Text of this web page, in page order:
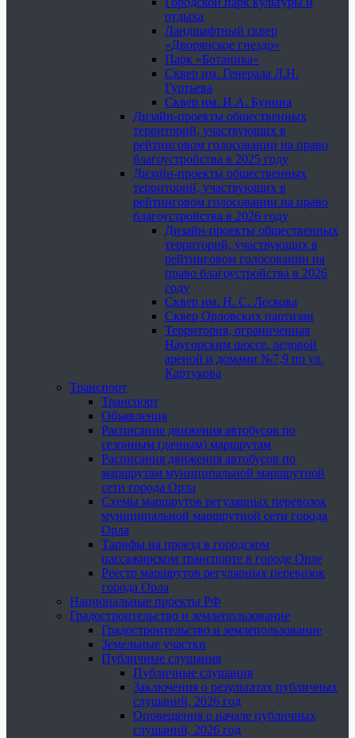
отдыха
Ландшафтный сквер
«Дворянское гнездо»
Парк «Ботаника»
Сквер им. Генерала Л.Н.
Гуртьева
Сквер им. И.А. Бунина
Дизайн-проекты общественных
территорий, участвующих в
рейтинговом голосовании на право
благоустройства в 2025 году
Дизайн-проекты общественных
территорий, участвующих в
рейтинговом голосовании на право
благоустройства в 2026 году
Дизайн-проекты общественных
территорий, участвующих в
рейтинговом голосовании на
право благоустройства в 2026
году
Сквер им. Н. С. Лескова
Сквер Орловских партизан
Территория, ограниченная
Наугорским шоссе, ледовой
ареной и домами №7,9 по ул.
Картукова
Транспорт
Транспорт
Объявления
Расписание движения автобусов по
сезонным (дачным) маршрутам
Расписания движения автобусов по
маршрутам муниципальной маршрутной
сети города Орла
Схемы маршрутов регулярных перевозок
муниципальной маршрутной сети города
Орла
Тарифы на проезд в городском
пассажирском транспорте в городе Орле
Реестр маршрутов регулярных перевозок
города Орла
Национальные проекты РФ
Градостроительство и землепользование
Градостроительство и землепользование
Земельные участки
Публичные слушания
Публичные слушания
Заключения о результатах публичных
слушаний, 2026 год
Оповещения о начале публичных
слушаний, 2026 год